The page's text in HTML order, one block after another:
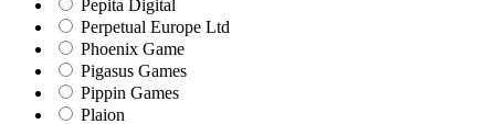
Pepita Digital
Perpetual Europe Ltd
Phoenix Game
Pigasus Games
Pippin Games
Plaion